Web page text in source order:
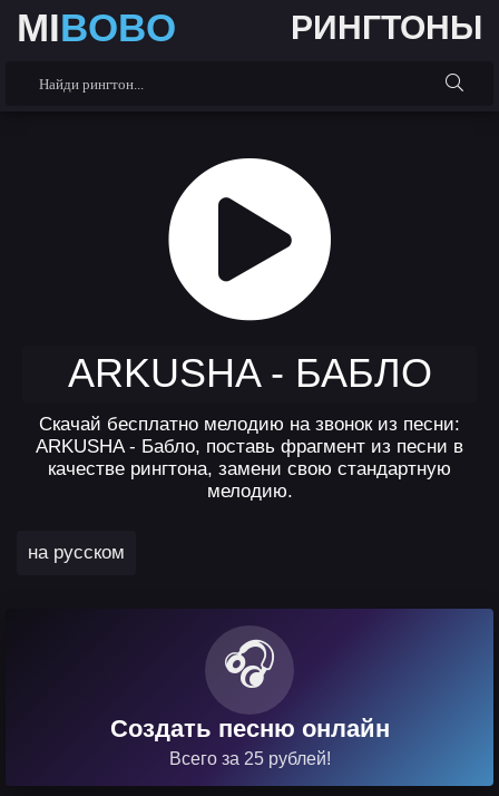
MIBOBO РИНГТОНЫ
ARKUSHA - БАБЛО
Скачай бесплатно мелодию на звонок из песни:
ARKUSHA - Бабло, поставь фрагмент из песни в
качестве рингтона, замени свою стандартную
мелодию.
на русском
🎧
Создать песню онлайн
Всего за 25 рублей!